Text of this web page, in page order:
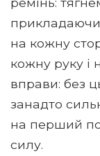
прикладаючи
на кожну
кожну руку і
вправи: без
занадто
на перший
силу.